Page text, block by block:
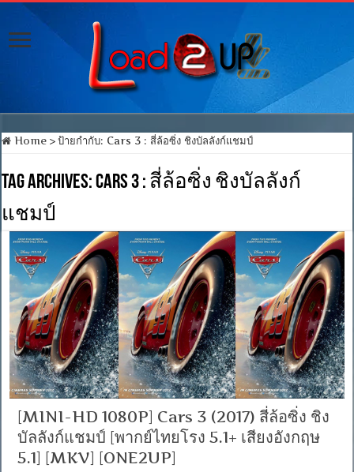
Home > ป้ายกำกับ: Cars 3 : สี่ล้อซิ่ง ชิงบัลลังก์แชมป์
Tag Archives:Cars 3 : สี่ล้อซิ่ง ชิงบัลลังก์
แชมป์
[MINI-HD 1080P] Cars 3 (2017) สี่ล้อซิ่ง ชิง
บัลลังก์แชมป์ [พากย์ไทยโรง 5.1+ เสียงอังกฤษ
5.1] [MKV] [ONE2UP]